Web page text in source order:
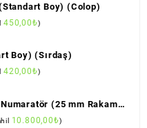
Boy) (Colop)
450,00₺)
Boy) (Sırdaş)
420,00₺)
(25 mm Rakam
10.800,00₺)